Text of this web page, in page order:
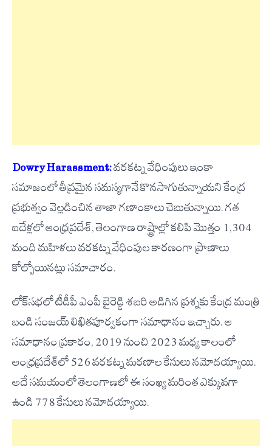
Dowry Harassment:వరకట్న వేధింపులు ఇంకా
సమాజంలో తీవ్రమైన సమస్యగానే కొనసాగుతున్నాయని కేంద్ర
ప్రభుత్వం వెల్లడించిన తాజా గణాంకాలు చెబుతున్నాయి. గత
ఐదేళ్లలో ఆంధ్రప్రదేశ్, తెలంగాణ రాష్ట్రాల్లో కలిపి మొత్తం 1,304
మంది మహిళలు వరకట్న వేధింపుల కారణంగా ప్రాణాలు
కోల్పోయినట్లు సమాచారం.
లోక్‌సభలో టీడీపీ ఎంపీ బైరెడ్డి శబరి అడిగిన ప్రశ్నకు కేంద్ర మంత్రి
బండి సంజయ్ లిఖితపూర్వకంగా సమాధానం ఇచ్చారు. ఆ
సమాధానం ప్రకారం, 2019 నుంచి 2023 మధ్య కాలంలో
ఆంధ్రప్రదేశ్‌లో 526 వరకట్న మరణాల కేసులు నమోదయ్యాయి.
అదే సమయంలో తెలంగాణలో ఈ సంఖ్య మరింత ఎక్కువగా
ఉండి 778 కేసులు నమోదయ్యాయి.